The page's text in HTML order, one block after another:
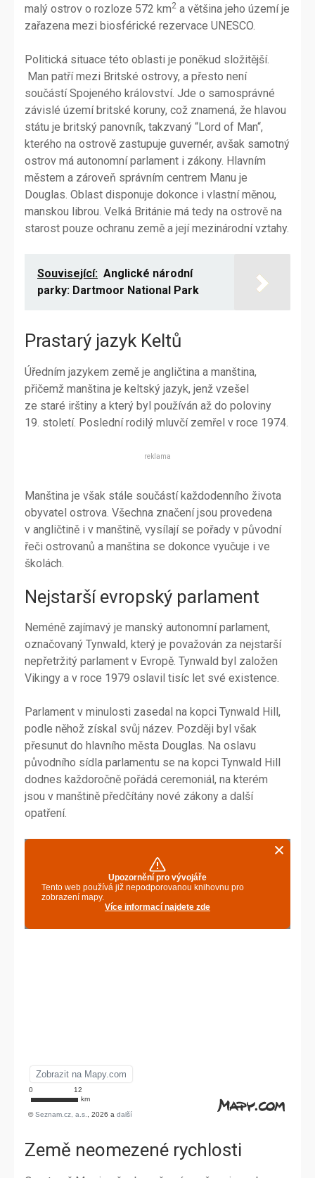
malý ostrov o rozloze 572 km2 a většina jeho území je
zařazena mezi biosférické rezervace UNESCO.
Politická situace této oblasti je poněkud složitější.
Man patří mezi Britské ostrovy, a přesto není
součástí Spojeného království. Jde o samosprávné
závislé území britské koruny, což znamená, že hlavou
státu je britský panovník, takzvaný “Lord of Man“,
kterého na ostrově zastupuje guvernér, avšak samotný
ostrov má autonomní parlament i zákony. Hlavním
městem a zároveň správním centrem Manu je
Douglas. Oblast disponuje dokonce i vlastní měnou,
manskou librou. Velká Británie má tedy na ostrově na
starost pouze ochranu země a její mezinárodní vztahy.
Související: Anglické národní
parky: Dartmoor National Park
Prastarý jazyk Keltů
Úředním jazykem země je angličtina a manština,
přičemž manština je keltský jazyk, jenž vzešel
ze staré irštiny a který byl používán až do poloviny
19. století. Poslední rodilý mluvčí zemřel v roce 1974.
reklama
Manština je však stále součástí každodenního života
obyvatel ostrova. Všechna značení jsou provedena
v angličtině i v manštině, vysílají se pořady v původní
řeči ostrovanů a manština se dokonce vyučuje i ve
školách.
Nejstarší evropský parlament
Neméně zajímavý je manský autonomní parlament,
označovaný Tynwald, který je považován za nejstarší
nepřetržitý parlament v Evropě. Tynwald byl založen
Vikingy a v roce 1979 oslavil tisíc let své existence.
Parlament v minulosti zasedal na kopci Tynwald Hill,
podle něhož získal svůj název. Později byl však
přesunut do hlavního města Douglas. Na oslavu
původního sídla parlamentu se na kopci Tynwald Hill
dodnes každoročně pořádá ceremoniál, na kterém
jsou v manštině předčítány nové zákony a další
opatření.
Země neomezené rychlosti